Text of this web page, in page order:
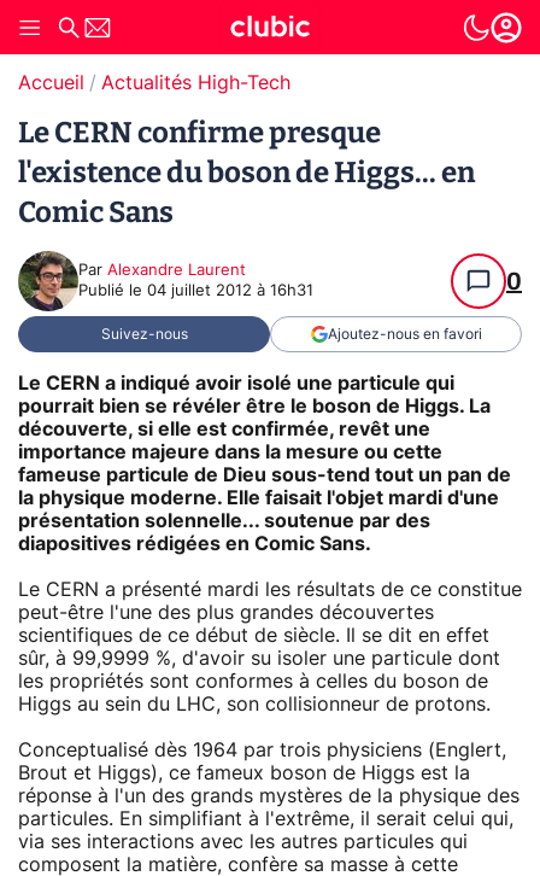
Accueil Actualités High-Tech
Le CERN confirme presque
l'existence du boson de Higgs... en
Comic Sans
Par Alexandre Laurent
Publié le 04 juillet 2012 à 16h31 0
Suivez-nous Ajoutez-nous en favori
Le CERN a indiqué avoir isolé une particule qui
pourrait bien se révéler être le boson de Higgs. La
découverte, si elle est confirmée, revêt une
importance majeure dans la mesure ou cette
fameuse particule de Dieu sous-tend tout un pan de
la physique moderne. Elle faisait l'objet mardi d'une
présentation solennelle... soutenue par des
diapositives rédigées en Comic Sans.
Le CERN a présenté mardi les résultats de ce constitue
peut-être l'une des plus grandes découvertes
scientifiques de ce début de siècle. Il se dit en effet
sûr, à 99,9999 %, d'avoir su isoler une particule dont
les propriétés sont conformes à celles du boson de
Higgs au sein du LHC, son collisionneur de protons.
Conceptualisé dès 1964 par trois physiciens (Englert,
Brout et Higgs), ce fameux boson de Higgs est la
réponse à l'un des grands mystères de la physique des
particules. En simplifiant à l'extrême, il serait celui qui,
via ses interactions avec les autres particules qui
composent la matière, confère sa masse à cette